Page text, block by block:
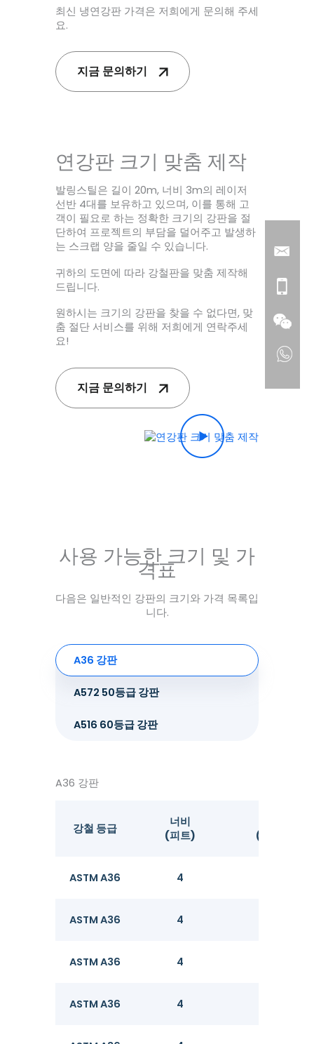
최신 냉연강판 가격은 저희에게 문의해 주세
요.
지금 문의하기
연강판 크기 맞춤 제작
발링스틸은 길이 20m, 너비 3m의 레이저
선반 4대를 보유하고 있으며, 이를 통해 고
객이 필요로 하는 정확한 크기의 강판을 절
단하여 프로젝트의 부담을 덜어주고 발생하
는 스크랩 양을 줄일 수 있습니다.
귀하의 도면에 따라 강철판을 맞춤 제작해
드립니다.
원하시는 크기의 강판을 찾을 수 없다면, 맞
춤 절단 서비스를 위해 저희에게 연락주세
요!
지금 문의하기
사용 가능한 크기 및 가
격표
다음은 일반적인 강판의 크기와 가격 목록입
니다.
A36 강판
A572 50등급 강판
A516 60등급 강판
A36 강판
강철 등급
너비
(피트)
(피트)
ASTM A36 4
ASTM A36 4
ASTM A36 4
ASTM A36 4